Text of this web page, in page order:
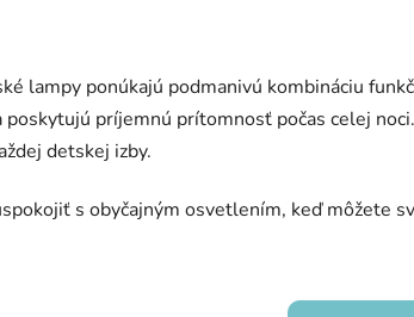
lampy ponúkajú podmanivú kombináciu
poskytujú príjemnú prítomnosť počas celej
detskej izby.
s obyčajným osvetlením, keď môžete